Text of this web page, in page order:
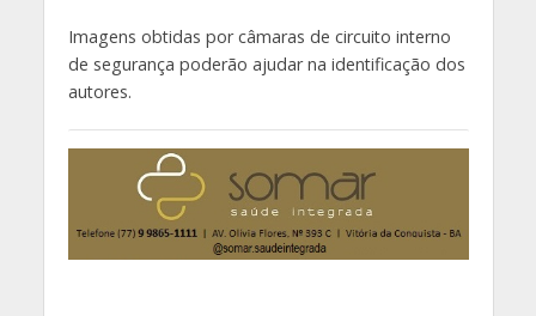
Imagens obtidas por câmaras de circuito interno
de segurança poderão ajudar na identificação dos
autores.